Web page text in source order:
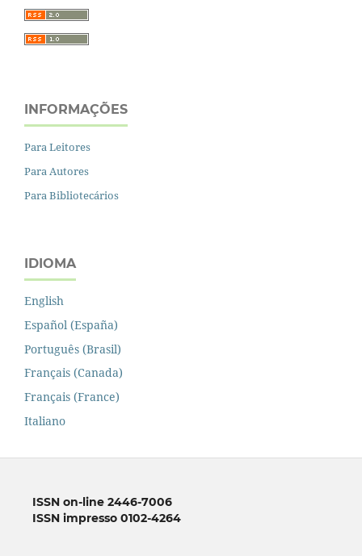
INFORMAÇÕES
Para Leitores
Para Autores
Para Bibliotecários
IDIOMA
English
Español (España)
Português (Brasil)
Français (Canada)
Français (France)
Italiano
ISSN on-line 2446-7006
ISSN impresso 0102-4264